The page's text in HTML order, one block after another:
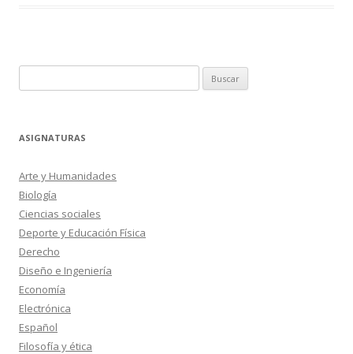
ASIGNATURAS
Arte y Humanidades
Biología
Ciencias sociales
Deporte y Educación Física
Derecho
Diseño e Ingeniería
Economía
Electrónica
Español
Filosofía y ética